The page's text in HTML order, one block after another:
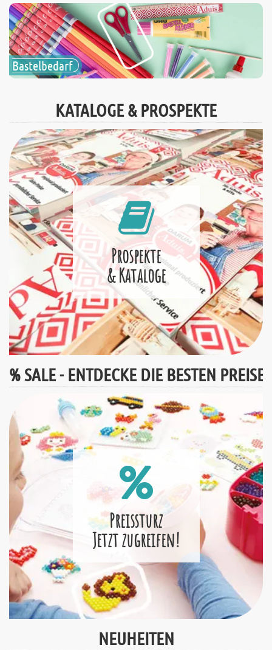
Bastelbedarf
KATALOGE & PROSPEKTE
Prospekte
& Kataloge
% SALE - ENTDECKE DIE BESTEN PREISE
Preissturz
Jetzt zugreifen!
NEUHEITEN